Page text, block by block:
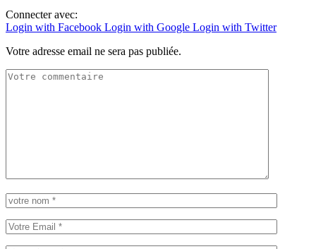
Connecter avec:
Login with Facebook Login with Google Login with Twitter
Votre adresse email ne sera pas publiée.